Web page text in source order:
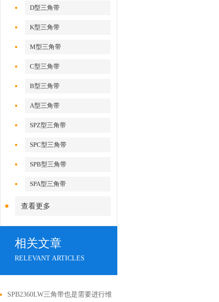
D型三角带
K型三角带
M型三角带
C型三角带
B型三角带
A型三角带
SPZ型三角带
SPC型三角带
SPB型三角带
SPA型三角带
查看更多
相关文章
RELEVANT ARTICLES
SPB2360LW三角带也是需要进行维